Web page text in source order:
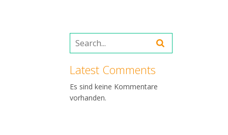
Latest Comments
Es sind keine Kommentare
vorhanden.